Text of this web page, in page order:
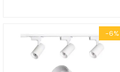
-6%